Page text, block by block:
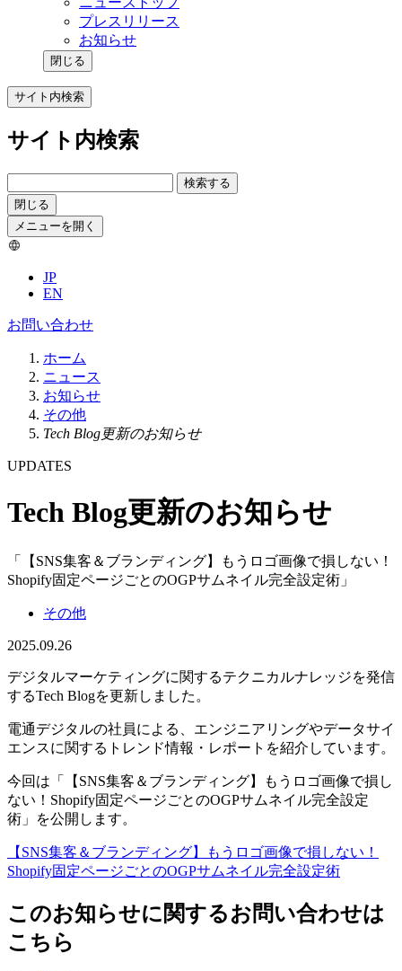
プレスリリース
お知らせ
閉じる
サイト内検索
サイト内検索
検索する
閉じる
メニューを開く
JP
EN
お問い合わせ
ホーム
ニュース
お知らせ
その他
Tech Blog更新のお知らせ
UPDATES
Tech Blog更新のお知らせ
「【SNS集客＆ブランディング】もうロゴ画像で損しない！
Shopify固定ページごとのOGPサムネイル完全設定術」
その他
2025.09.26
デジタルマーケティングに関するテクニカルナレッジを発信
するTech Blogを更新しました。
電通デジタルの社員による、エンジニアリングやデータサイ
エンスに関するトレンド情報・レポートを紹介しています。
今回は「【SNS集客＆ブランディング】もうロゴ画像で損し
ない！Shopify固定ページごとのOGPサムネイル完全設定
術」を公開します。
【SNS集客＆ブランディング】もうロゴ画像で損しない！
Shopify固定ページごとのOGPサムネイル完全設定術
このお知らせに関するお問い合わせは
こちら